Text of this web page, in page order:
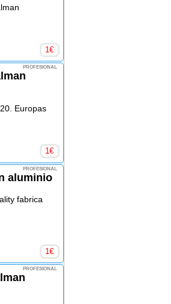
1€
PROFESIONAL
Europas
1€
PROFESIONAL
aluminio
fabrica
1€
PROFESIONAL